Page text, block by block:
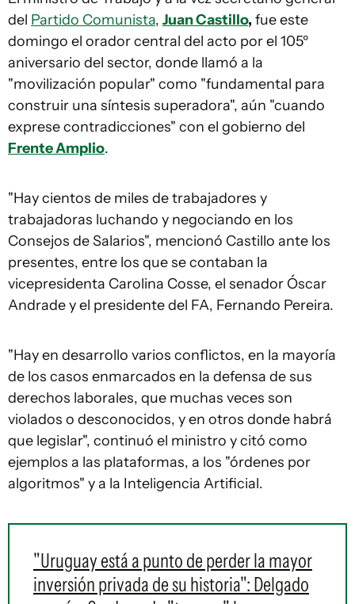
del Partido Comunista, Juan Castillo, fue este
domingo el orador central del acto por el 105º
aniversario del sector, donde llamó a la
"movilización popular" como "fundamental para
construir una síntesis superadora", aún "cuando
exprese contradicciones" con el gobierno del
Frente Amplio.
"Hay cientos de miles de trabajadores y
trabajadoras luchando y negociando en los
Consejos de Salarios", mencionó Castillo ante los
presentes, entre los que se contaban la
vicepresidenta Carolina Cosse, el senador Óscar
Andrade y el presidente del FA, Fernando Pereira.
"Hay en desarrollo varios conflictos, en la mayoría
de los casos enmarcados en la defensa de sus
derechos laborales, que muchas veces son
violados o desconocidos, y en otros donde habrá
que legislar", continuó el ministro y citó como
ejemplos a las plataformas, a los "órdenes por
algoritmos" y a la Inteligencia Artificial.
"Uruguay está a punto de perder la mayor
inversión privada de su historia": Delgado